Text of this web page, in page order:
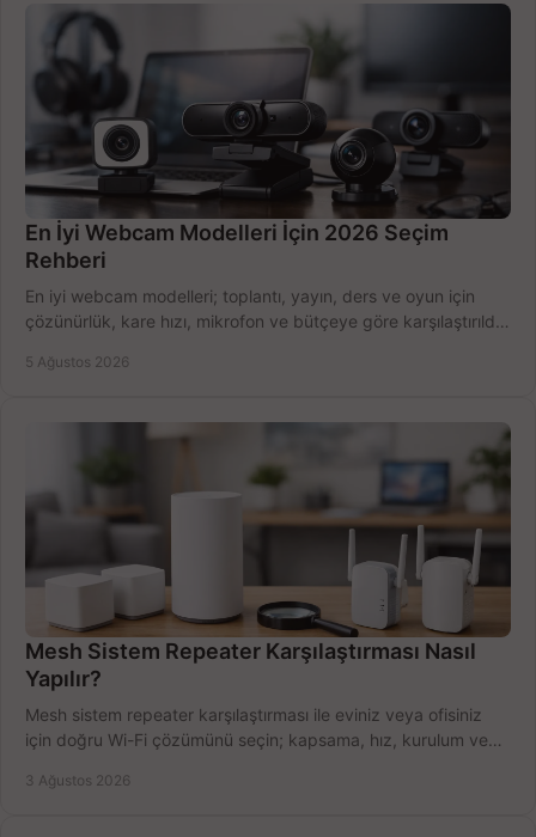
En İyi Webcam Modelleri İçin 2026 Seçim
Rehberi
En iyi webcam modelleri; toplantı, yayın, ders ve oyun için
çözünürlük, kare hızı, mikrofon ve bütçeye göre karşılaştırıldı.
5 Ağustos 2026
Mesh Sistem Repeater Karşılaştırması Nasıl
Yapılır?
Mesh sistem repeater karşılaştırması ile eviniz veya ofisiniz
için doğru Wi-Fi çözümünü seçin; kapsama, hız, kurulum ve
3 Ağustos 2026